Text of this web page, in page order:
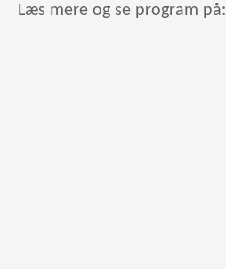
Læs mere og se program på: